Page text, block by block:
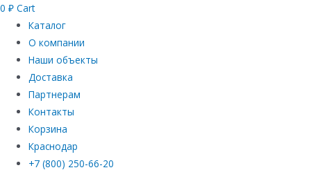
0 ₽ Cart
Каталог
О компании
Наши объекты
Доставка
Партнерам
Контакты
Корзина
Краснодар
+7 (800) 250-66-20